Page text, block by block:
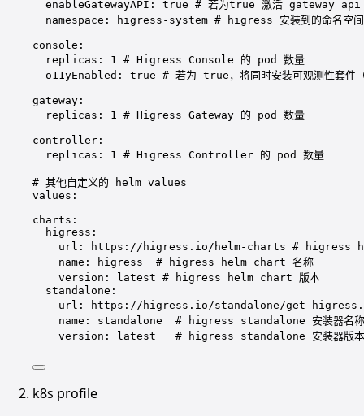
enableGatewayAPI : true # 若为true 激活 gateway api
namespace : higress-system # higress 安装到的命名空间
console :
replicas : 1 # Higress Console 的 pod 数量
o11yEnabled : true # 若为 true，将同时安装可观测性套
gateway :
replicas : 1 # Higress Gateway 的 pod 数量
controller :
replicas : 1 # Higress Controller 的 pod 数量
# 其他自定义的 helm values
values :
charts :
higress :
url : https://higress.io/helm-charts # higress
name : higress
# higress helm chart 名称
version : latest # higress helm chart 版本
standalone :
url :
https://higress.io/standalone/get-
name : standalone
# higress standalone 安装器名称
version : latest # higress standalone 安装器版本
k8s profile